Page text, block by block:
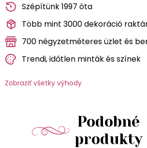
Szépítünk 1997 óta
Több mint 3000 dekoráció
700 négyzetméteres üzlet és
Trendi, időtlen minták és színek
Zobraziť všetky výhody
Podobné
produkty